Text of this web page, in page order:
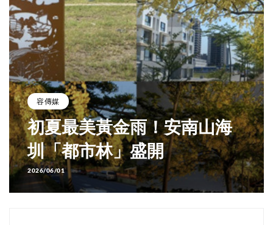
容傳媒
初夏最美黃金雨！安南山海
圳「都市林」盛開
2026/06/01